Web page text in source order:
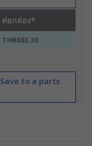
ต่อกล่อง*
THB863.30
to a parts